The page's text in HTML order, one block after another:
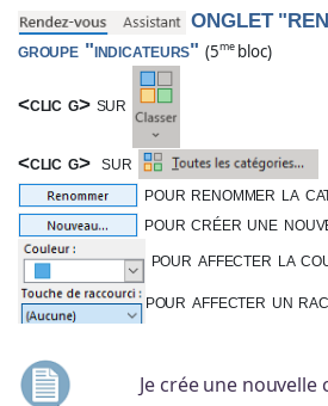
ONGLET
groupe "indicateurs" (5mebloc)
<clic g>sur
<clic g>sur
pour renommer la
pour créer une
pour affecter la
pour affecter un
Je crée une